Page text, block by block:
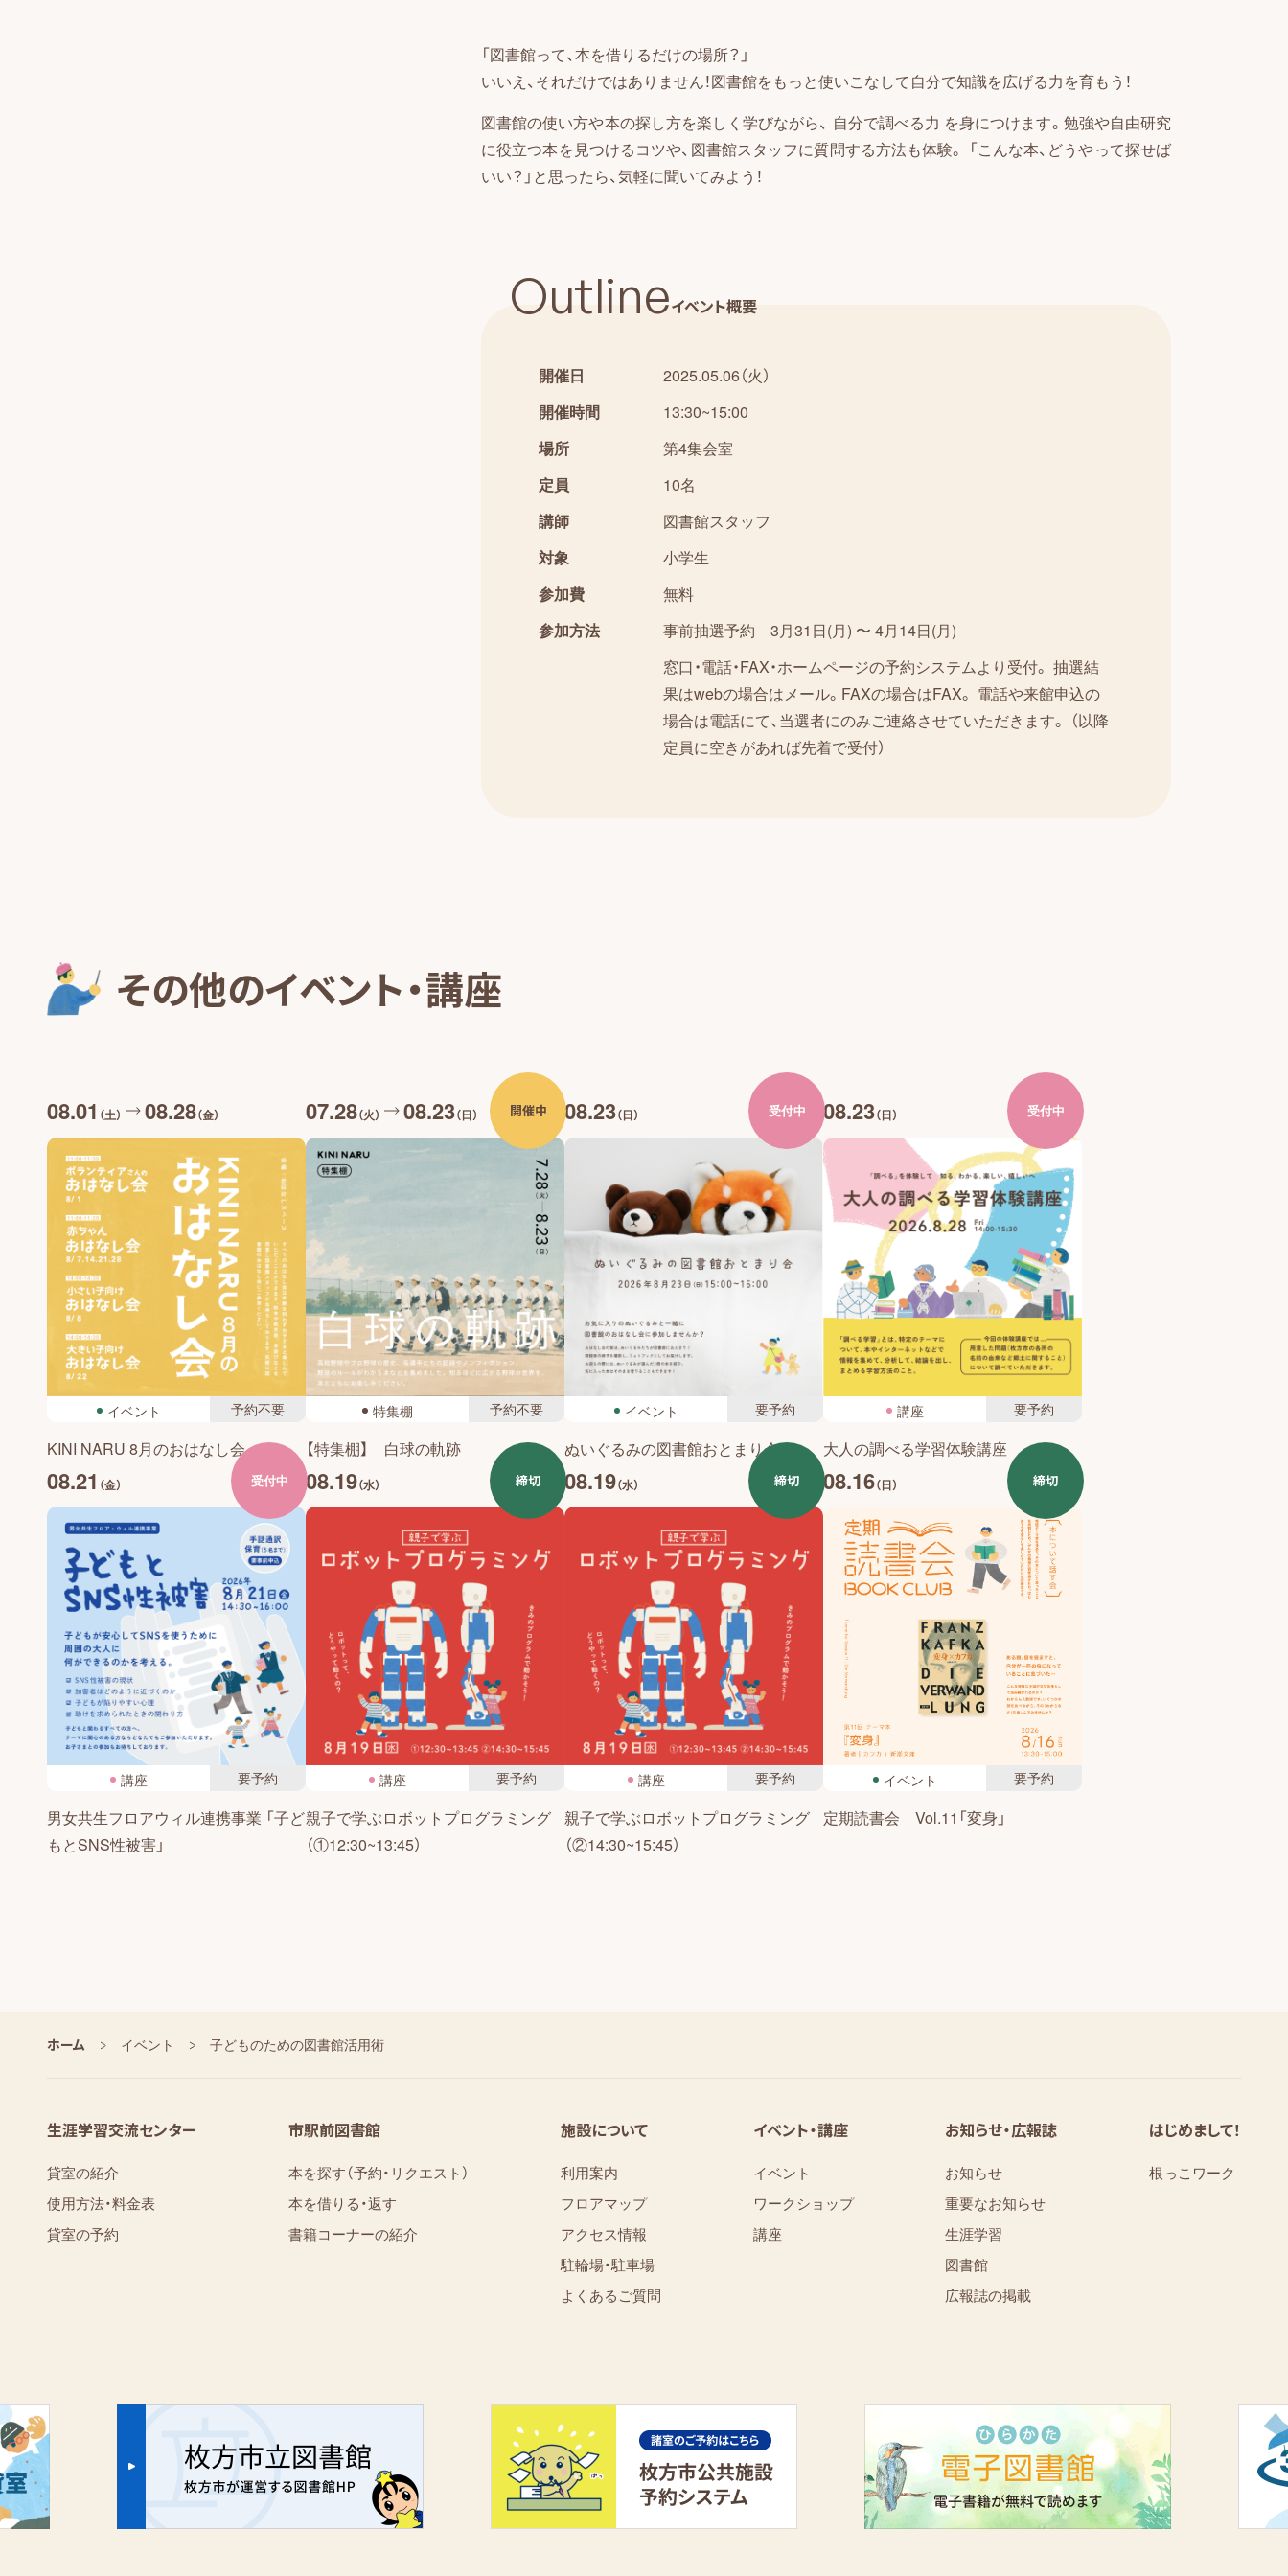
「図書館って、本を借りるだけの場所？」
いいえ、それだけではありません！図書館をもっと使いこなして自分で知識を広げる力を育もう！
図書館の使い方や本の探し方を楽しく学びながら、 自分で調べる力 を身につけます。勉強や自由研究
に役立つ本を見つけるコツや、図書館スタッフに質問する方法も体験。 「こんな本、どうやって探せば
いい？」と思ったら、気軽に聞いてみよう！
Outlineイベント概要
開催日
2025.05.06（火）
開催時間
13:30~15:00
場所
第4集会室
定員
10名
講師
図書館スタッフ
対象
小学生
参加費
無料
参加方法
事前抽選予約 3月31日(月) 〜 4月14日(月)
窓口・電話・FAX・ホームページの予約システムより受付。 抽選結
果はwebの場合はメール。FAXの場合はFAX。 電話や来館申込の
場合は電話にて、当選者にのみご連絡させていただきます。 （以降
定員に空きがあれば先着で受付）
その他のイベント・講座
08.01 （土） 08.28（金）
イベント 予約不要
KINI NARU 8月のおはなし会
07.28（火） 08.23（日） 開催中
特集棚 予約不要
【特集棚】 白球の軌跡
08.23（日） 受付中
イベント 要予約
ぬいぐるみの図書館おとまり会
08.23（日） 受付中
講座 要予約
大人の調べる学習体験講座
08.21 （金） 受付中
講座 要予約
男女共生フロアウィル連携事業 「子ど
もとSNS性被害」
08.19（水） 締切
講座 要予約
親子で学ぶロボットプログラミング
（①12:30~13:45）
08.19（水） 締切
講座 要予約
親子で学ぶロボットプログラミング
（②14:30~15:45）
08.16（日） 締切
イベント 要予約
定期読書会 Vol.11「変身」
ホーム イベント 子どものための図書館活用術
生涯学習交流センター
貸室の紹介
使用方法・料金表
貸室の予約
市駅前図書館
本を探す（予約・リクエスト）
本を借りる・返す
書籍コーナーの紹介
施設について
利用案内
フロアマップ
アクセス情報
駐輪場・駐車場
よくあるご質問
イベント・講座
イベント
ワークショップ
講座
お知らせ・広報誌
お知らせ
重要なお知らせ
⁨⁩⁨⁩⁨⁩生涯学習
図書館
広報誌の掲載
はじめまして！
根っこワーク